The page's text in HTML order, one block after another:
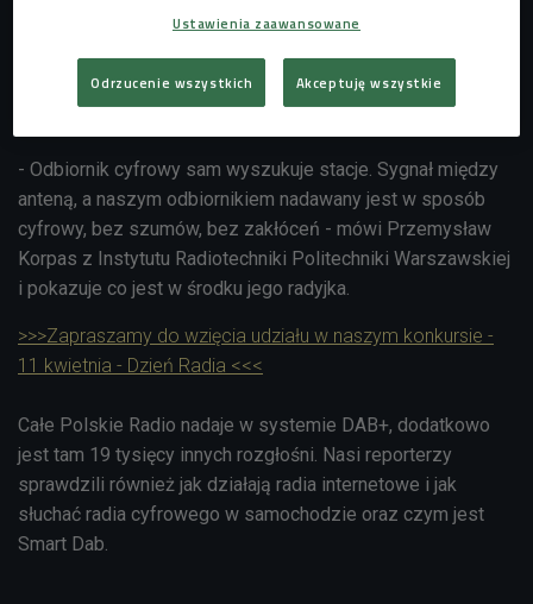
Radio z roku na rok jest coraz bardziej nowoczesne.
Czwórki można słuchać w całym kraju, na różnych
częstotliwościach, w internecie i w technologii cyfrowej też.
- Odbiornik cyfrowy sam wyszukuje stacje. Sygnał między
anteną, a naszym odbiornikiem nadawany jest w sposób
cyfrowy, bez szumów, bez zakłóceń - mówi Przemysław
Korpas z Instytutu Radiotechniki Politechniki Warszawskiej
i pokazuje co jest w środku jego radyjka.
>>>Zapraszamy do wzięcia udziału w naszym konkursie -
11 kwietnia - Dzień Radia <<<
Całe Polskie Radio nadaje w systemie DAB+, dodatkowo
jest tam 19 tysięcy innych rozgłośni. Nasi reporterzy
sprawdzili również jak działają radia internetowe i jak
słuchać radia cyfrowego w samochodzie oraz czym jest
Smart Dab.
Ustawienia zaawansowane
Odrzucenie wszystkich Akceptuję wszystkie